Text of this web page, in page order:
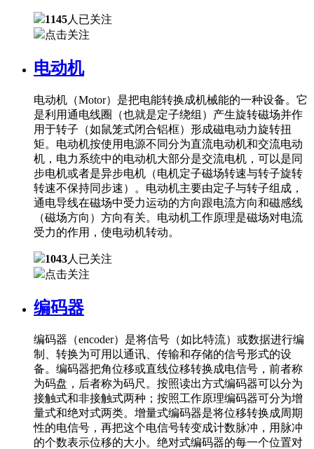
1145人已关注
点击关注
电动机
电动机（Motor）是把电能转换成机械能的一种设备。它
是利用通电线圈（也就是定子绕组）产生旋转磁场并作
用于转子（如鼠笼式闭合铝框）形成磁电动力旋转扭
矩。电动机按使用电源不同分为直流电动机和交流电动
机，电力系统中的电动机大部分是交流电机，可以是同
步电机或者是异步电机（电机定子磁场转速与转子旋转
转速不保持同步速）。电动机主要由定子与转子组成，
通电导线在磁场中受力运动的方向跟电流方向和磁感线
（磁场方向）方向有关。电动机工作原理是磁场对电流
受力的作用，使电动机转动。
1043人已关注
点击关注
编码器
编码器（encoder）是将信号（如比特流）或数据进行编
制、转换为可用以通讯、传输和存储的信号形式的设
备。编码器把角位移或直线位移转换成电信号，前者称
为码盘，后者称为码尺。按照读出方式编码器可以分为
接触式和非接触式两种；按照工作原理编码器可分为增
量式和绝对式两类。增量式编码器是将位移转换成周期
性的电信号，再把这个电信号转变成计数脉冲，用脉冲
的个数表示位移的大小。绝对式编码器的每一个位置对